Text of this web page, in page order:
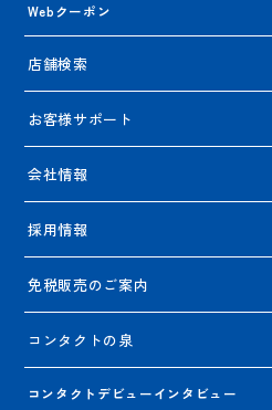
Webクーポン
店舗検索
お客様サポート
会社情報
採用情報
免税販売のご案内
コンタクトの泉
コンタクトデビューインタビュー